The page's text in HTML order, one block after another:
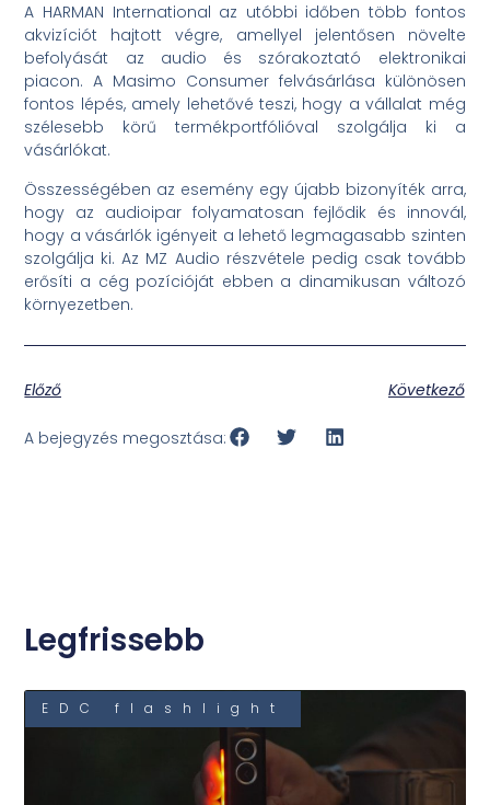
A HARMAN International az utóbbi időben több fontos
akvizíciót hajtott végre, amellyel jelentősen növelte
befolyását az audio és szórakoztató elektronikai
piacon. A Masimo Consumer felvásárlása különösen
fontos lépés, amely lehetővé teszi, hogy a vállalat még
szélesebb körű termékportfólióval szolgálja ki a
vásárlókat.
Összességében az esemény egy újabb bizonyíték arra,
hogy az audioipar folyamatosan fejlődik és innovál,
hogy a vásárlók igényeit a lehető legmagasabb szinten
szolgálja ki. Az MZ Audio részvétele pedig csak tovább
erősíti a cég pozícióját ebben a dinamikusan változó
környezetben.
Előző Következő
A bejegyzés megosztása:
Legfrissebb
EDC flashlight